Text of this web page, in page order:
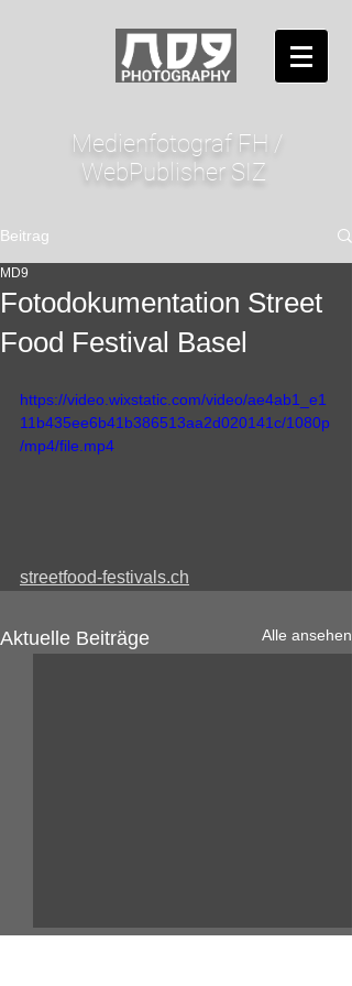
Medienfotograf FH /
WebPublisher SIZ
Beitrag
Fotodokumentation Street
Food Festival Basel
MD9
https://video.wixstatic.com/video/ae4ab1_e1
11b435ee6b41b386513aa2d020141c/1080p
/mp4/file.mp4
streetfood-festivals.ch
Aktuelle Beiträge Alle ansehen